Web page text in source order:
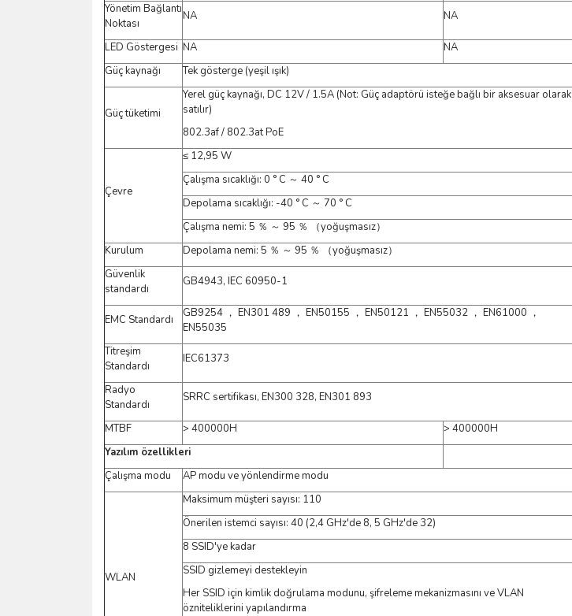
Yönetim Bağlantı
Noktası
NA NA
LED Göstergesi NA
NA
Güç kaynağı
Tek gösterge (yeşil ışık)
Güç tüketimi
Yerel güç kaynağı, DC 12V / 1.5A (Not: Güç adaptörü isteğe bağlı bir aksesuar olarak
satılır)
802.3af / 802.3at PoE
Çevre
≤ 12,95 W
Çalışma sıcaklığı: 0 ° C ～ 40 ° C
Depolama sıcaklığı: -40 ° C ～ 70 ° C
Çalışma nemi: 5 ％ ～ 95 ％ （yoğuşmasız）
Kurulum
Depolama nemi: 5 ％ ～ 95 ％ （yoğuşmasız）
Güvenlik
standardı
GB4943, IEC 60950-1
EMC Standardı
GB9254 ， EN301 489 ， EN50155 ， EN50121 ， EN55032 ， EN61000 ，
EN55035
Titreşim
Standardı
IEC61373
Radyo
Standardı
SRRC sertifikası, EN300 328, EN301 893
MTBF > 400000H
> 400000H
Yazılım özellikleri
Çalışma modu
AP modu ve yönlendirme modu
WLAN
Maksimum müşteri sayısı: 110
Önerilen istemci sayısı: 40 (2,4 GHz'de 8, 5 GHz'de 32)
8 SSID'ye kadar
SSID gizlemeyi destekleyin
Her SSID için kimlik doğrulama modunu, şifreleme mekanizmasını ve VLAN
özniteliklerini yapılandırma